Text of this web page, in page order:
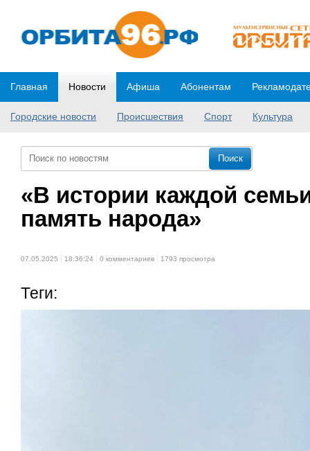
Главная Новости
Городские новости Происшествия Спорт Культура
Афиша Абонентам
«В истории каждой
память народа»
07.05.2025 18:36:24 0 комментариев 1793 просмотра
Теги: